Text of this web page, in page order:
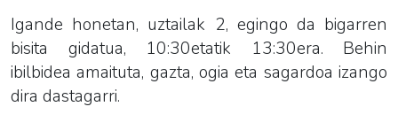
Igande honetan, uztailak 2, egingo da bigarren
bisita gidatua, 10:30etatik 13:30era. Behin
ibilbidea amaituta, gazta, ogia eta sagardoa izango
dira dastagarri.